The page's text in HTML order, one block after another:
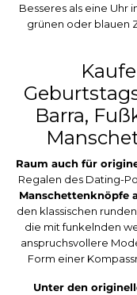
Besseres als eine Uhr
grünen oder blauen
Barra,
Raum auch für
Regalen des Dating-
Manschettenknöpfe
den klassischen
die mit funkelnden
anspruchsvollere
Form einer
Unter den